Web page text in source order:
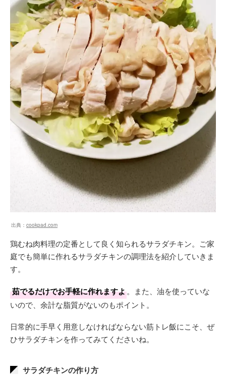
出典： cookpad.com
鶏むね肉料理の定番として良く知られるサラダチキン。ご家
庭でも簡単に作れるサラダチキンの調理法を紹介していきま
す。
茹でるだけでお手軽に作れますよ。また、油を使っていな
いので、余計な脂質がないのもポイント。
日常的に手早く用意しなければならない筋トレ飯にこそ、ぜ
ひサラダチキンを作ってみてくださいね。
サラダチキンの作り方